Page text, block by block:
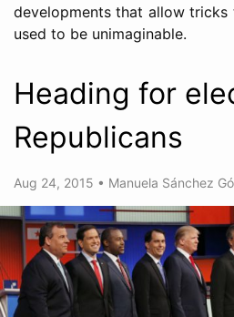
developments that allow tricks
used to be unimaginable.
Heading for
Republicans
Aug 24, 2015 • Manuela Sánchez